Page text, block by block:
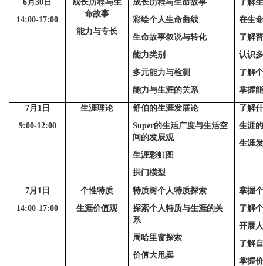
6月 30 日
14:00-17:00
成长历程与生
命故事
能力与专长
成长历程与生命故事
彩绘个人生命曲线
生命故事叙说与转化
能力类别
多元能力与检测
能力与生涯的关系
了解
在生
了解
认识
了解
掌握
7月 1日
9:00-12:00
生涯理论
舒伯的生涯发展论
Super的生活广度与生活空
间的发展观
生涯彩虹图
拱门模型
了解
生涯
生涯
7月 1日
14:00-17:00
个性特质
生涯价值观
特质树个人特质探索
探索个人特质与生涯的关
系
周哈里窗探索
价值大甩卖
掌握
了解
开展
了解
掌握